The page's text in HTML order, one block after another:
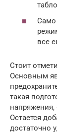
Само
все
Стоит
Основным
такая
напряжения,
Остается
достаточно